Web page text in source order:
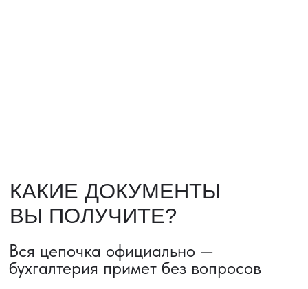
Авиадоставка
Сборный груз